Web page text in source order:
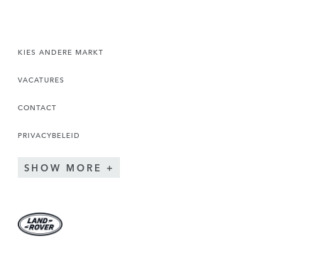
KIES ANDERE MARKT
VACATURES
CONTACT
PRIVACYBELEID
SHOW MORE